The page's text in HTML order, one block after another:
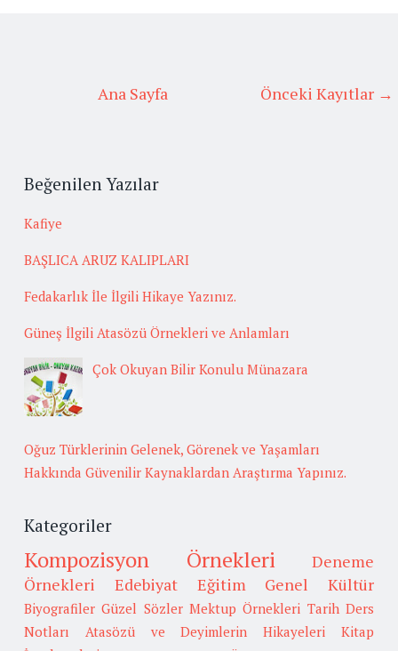
Önceki Kayıtlar →
Ana Sayfa
Beğenilen Yazılar
Kafiye
BAŞLICA ARUZ KALIPLARI
Fedakarlık İle İlgili Hikaye Yazınız.
Güneş İlgili Atasözü Örnekleri ve Anlamları
Çok Okuyan Bilir Konulu Münazara
Oğuz Türklerinin Gelenek, Görenek ve Yaşamları
Hakkında Güvenilir Kaynaklardan Araştırma Yapınız.
Kategoriler
Kompozisyon Örnekleri
Deneme
Örnekleri
Edebiyat Eğitim Genel Kültür
Biyografiler Güzel Sözler Mektup Örnekleri Tarih Ders
Notları
Atasözü ve Deyimlerin Hikayeleri
Kitap